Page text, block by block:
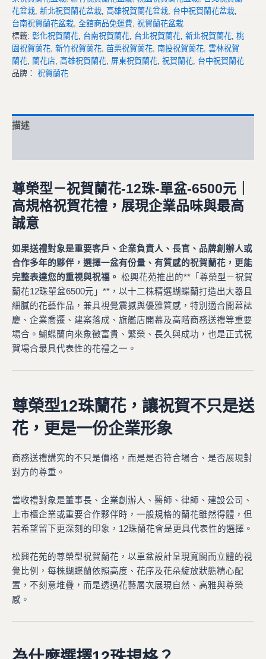
花盆栽 新北祝賀蘭花盆栽 高雄祝賀蘭花盆栽 台中祝賀蘭花盆栽
台南祝賀蘭花盆栽 全館商品免運費 祝賀蘭花盆栽
標籤: 彰化祝賀蘭花 台南祝賀蘭花 台北祝賀蘭花 新北祝賀蘭花 桃
園祝賀蘭花 新竹祝賀蘭花 苗栗祝賀蘭花 南投祝賀蘭花 雲林祝賀
蘭花 蘭花店 高雄祝賀蘭花 屏東祝賀蘭花 祝賀蘭花 台中祝賀蘭花
品牌： 祝賀蘭花
描述
尊榮型－祝賀蘭花-12珠-單盆-6500元｜
高規格祝賀花禮，展現企業品味與最高
誠意
如果送禮對象是重要客戶、企業負責人、長官、品牌創辦人或
合作多年的夥伴，選擇一盆有份量、有質感的祝賀蘭花，更能
完整表達您的重視與祝福。 松興花苑推出的**「尊榮型－祝賀
蘭花12珠單盆6500元」**，以十二株精選蝴蝶蘭打造出大器且
細膩的花藝作品，兼具視覺震撼與優雅質感，特別適合開幕誌
慶、企業喬遷、建案落成、旗艦店開幕及高階商務送禮等重要
場合。蝴蝶蘭向來象徵富貴、繁榮、長久與成功，也是正式祝
賀場合最具代表性的花禮之一。
尊榮型12珠蘭花，讓祝賀不只是送
花，更是一份企業形象
商務送禮講究的不只是價格，而是是否符合場合、是否展現對
對方的尊重。
當收禮對象是董事長、企業創辦人、醫師、律師、建設公司、
上市櫃企業或重要合作夥伴時，一般規格的蘭花雖然得體，但
若希望留下更深刻的印象，12珠蘭花會是更具代表性的選擇。
松興花苑的尊榮型祝賀蘭花，以單盆設計呈現寬闊而立體的視
覺比例，每株蝴蝶蘭依照高度、花序及花朵綻放狀態精心配
置，不刻意堆疊，而是透過花藝層次展現自然、高雅與尊榮
感。